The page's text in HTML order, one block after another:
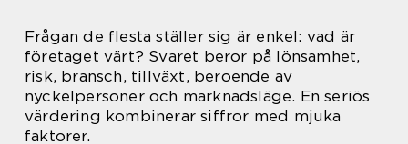
Frågan de flesta ställer sig är enkel: vad är
företaget värt? Svaret beror på lönsamhet,
risk, bransch, tillväxt, beroende av
nyckelpersoner och marknadsläge. En seriös
värdering kombinerar siffror med mjuka
faktorer.